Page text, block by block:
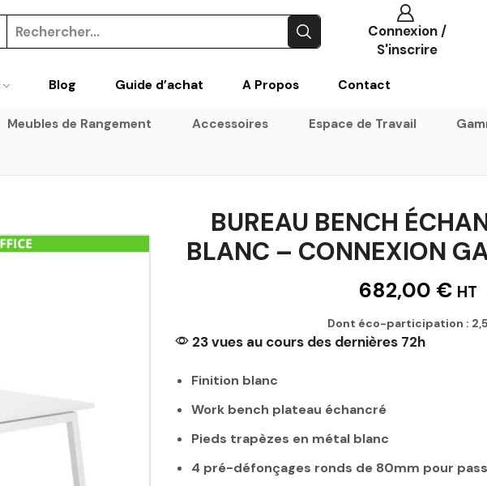
Connexion /
S'inscrire
Blog Guide d’achat A Propos Contact
Meubles de Rangement Accessoires Espace de Travail
BUREAU BENCH
BLANC – CONNEXION
682,00 € HT
Dont éco-participation :
23 vues au cours des dernières 72h
Finition blanc
Work bench plateau échancré
Pieds trapèzes en métal blanc
4 pré-défonçages ronds de 80mm pour